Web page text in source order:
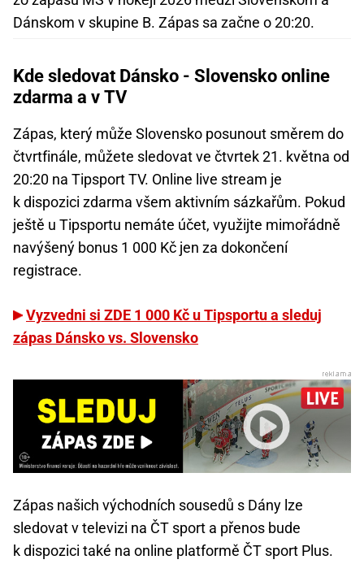
Dánskom v skupine B. Zápas sa začne o 20:20.
Kde sledovat Dánsko - Slovensko online
zdarma a v TV
Zápas, který může Slovensko posunout směrem do
čtvrtfinále, můžete sledovat ve čtvrtek 21. května od
20:20 na Tipsport TV. Online live stream je
k dispozici zdarma všem aktivním sázkařům. Pokud
ještě u Tipsportu nemáte účet, využijte mimořádně
navýšený bonus 1 000 Kč jen za dokončení
registrace.
Vyzvedni si ZDE 1 000 Kč u Tipsportu a sleduj
zápas Dánsko vs. Slovensko
Zápas našich východních sousedů s Dány lze
sledovat v televizi na ČT sport a přenos bude
k dispozici také na online platformě ČT sport Plus.